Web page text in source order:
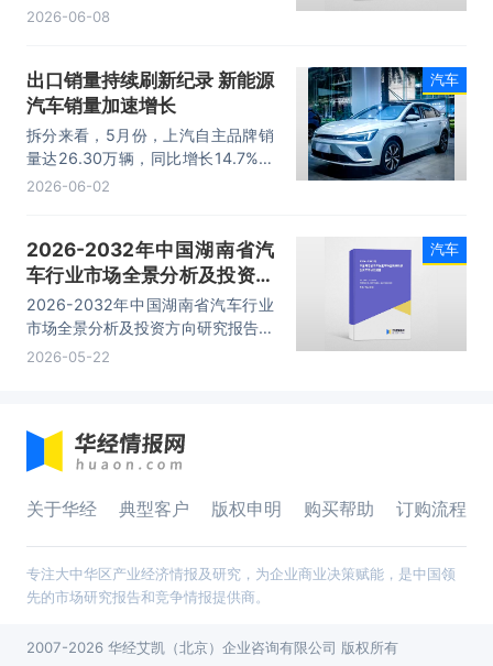
要包括产业投资分析、相关产业走势
2026-06-08
出口销量持续刷新纪录 新能源
汽车销量加速增长
拆分来看，5月份，上汽自主品牌销
量达26.30万辆，同比增长14.7%；
新能源汽车销售18.20万辆，同比增
2026-06-02
汽车
2026-2032年中国湖南省汽
车行业市场全景分析及投资方
向研究报告
2026-2032年中国湖南省汽车行业
市场全景分析及投资方向研究报告，
主要包括发展现状、发展综述、企业
2026-05-22
汽车
关于华经 典型客户 版权申明 购买帮助 订购流程
专注大中华区产业经济情报及研究，为企业商业决策赋能，是中国领
先的市场研究报告和竞争情报提供商。
2007-2026 华经艾凯（北京）企业咨询有限公司 版权所有